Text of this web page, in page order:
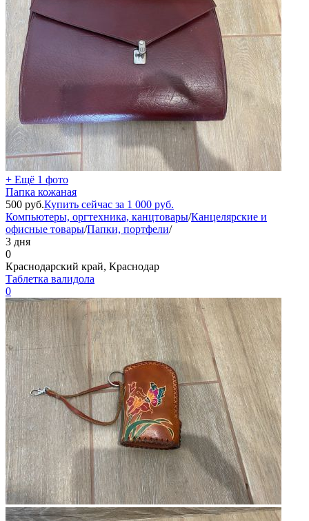
+ Ещё 1 фото
Папка кожаная
500 руб.Купить сейчас за 1 000 руб.
Компьютеры, оргтехника, канцтовары/Канцелярские и
офисные товары/Папки, портфели/
3 дня
0
Краснодарский край, Краснодар
Таблетка валидола
0